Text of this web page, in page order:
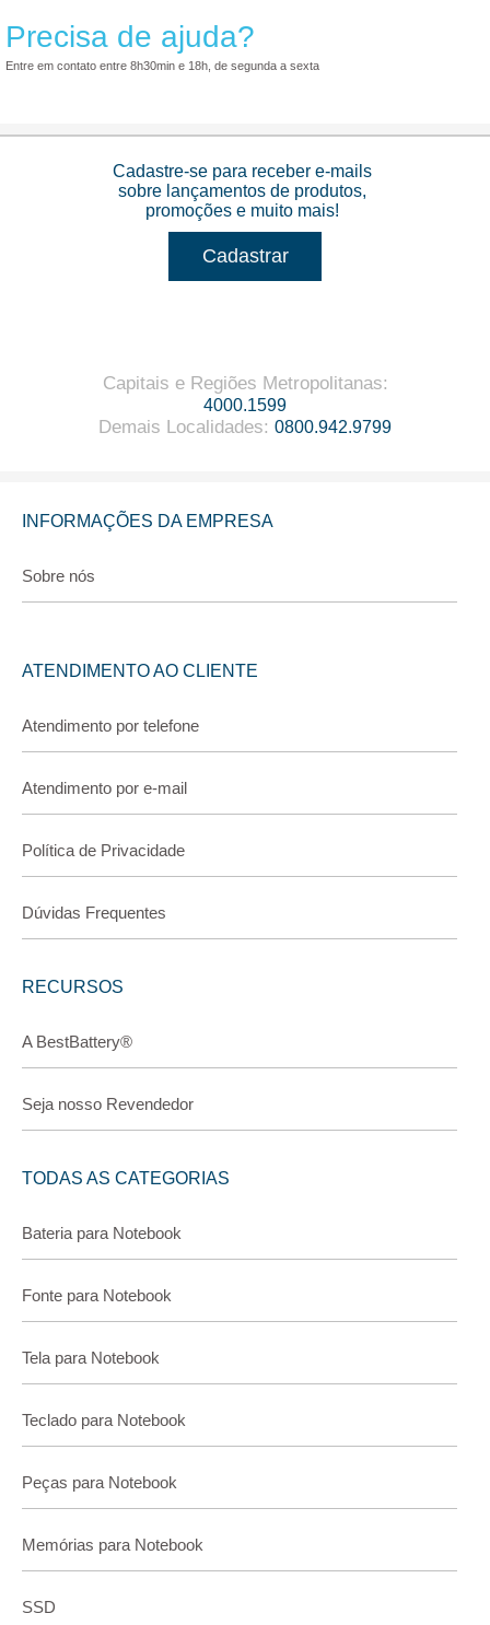
Precisa de ajuda?
Entre em contato entre 8h30min e 18h, de segunda a sexta
Cadastre-se para receber e-mails
sobre lançamentos de produtos,
promoções e muito mais!
Cadastrar
Capitais e Regiões Metropolitanas:
4000.1599
Demais Localidades: 0800.942.9799
INFORMAÇÕES DA EMPRESA
Sobre nós
ATENDIMENTO AO CLIENTE
Atendimento por telefone
Atendimento por e-mail
Política de Privacidade
Dúvidas Frequentes
RECURSOS
A BestBattery®
Seja nosso Revendedor
TODAS AS CATEGORIAS
Bateria para Notebook
Fonte para Notebook
Tela para Notebook
Teclado para Notebook
Peças para Notebook
Memórias para Notebook
SSD